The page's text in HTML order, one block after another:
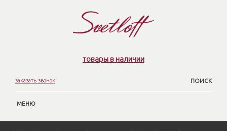
товары в наличии
заказать звонок ПОИСК
МЕНЮ